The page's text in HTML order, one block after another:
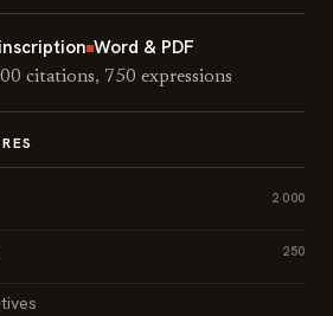
Word & PDF
citations, 750 expressions
2 000
250